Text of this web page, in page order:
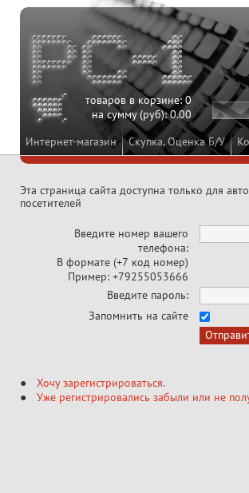
Интернет-магазин Скупка, Оценка Б/У
товаров в корзине:0
на сумму (руб):0.00
Эта страница сайта доступна только для
посетителей
Введите номер вашего
телефона:
В формате (+7 код номер)
Пример: +79255053666
Введите пароль:
Запомнить на сайте
Хочу зарегистрироваться.
Уже регистрировались забыли или не